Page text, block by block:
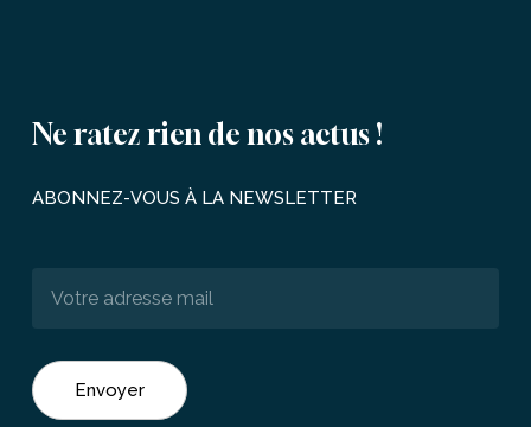
Ne ratez rien de nos actus !
ABONNEZ-VOUS À LA NEWSLETTER